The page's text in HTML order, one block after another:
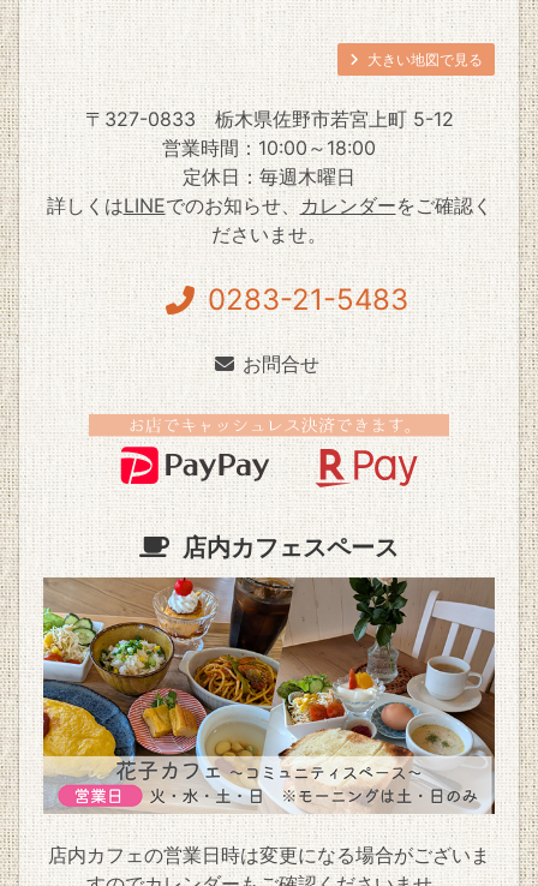
大きい地図で見る
〒327-0833
栃木県佐野市若宮上町 5-12
営業時間：10:00～18:00
定休日：毎週木曜日
詳しくはLINEでのお知らせ、 カレンダーをご確認く
ださいませ。
0283-21-5483
お問合せ
店内カフェスペース
店内カフェの営業日時は変更になる場合がございま